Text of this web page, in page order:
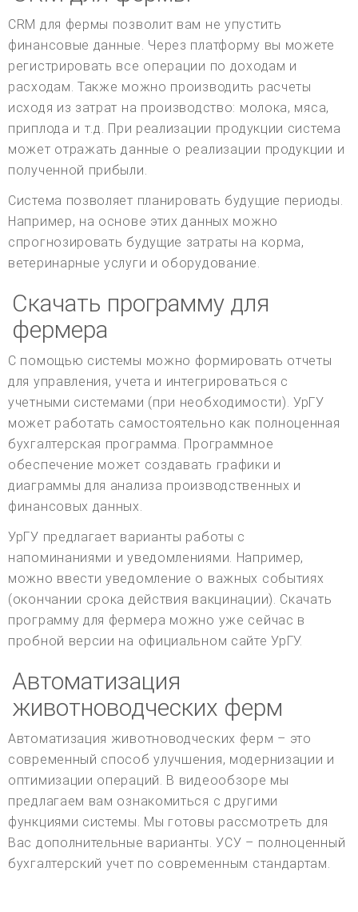
CRM для фермы позволит вам не упустить
финансовые данные. Через платформу вы можете
регистрировать все операции по доходам и
расходам. Также можно производить расчеты
исходя из затрат на производство: молока, мяса,
приплода и т.д. При реализации продукции система
может отражать данные о реализации продукции и
полученной прибыли.
Система позволяет планировать будущие периоды.
Например, на основе этих данных можно
спрогнозировать будущие затраты на корма,
ветеринарные услуги и оборудование.
Скачать программу для
фермера
С помощью системы можно формировать отчеты
для управления, учета и интегрироваться с
учетными системами (при необходимости). УрГУ
может работать самостоятельно как полноценная
бухгалтерская программа. Программное
обеспечение может создавать графики и
диаграммы для анализа производственных и
финансовых данных.
УрГУ предлагает варианты работы с
напоминаниями и уведомлениями. Например,
можно ввести уведомление о важных событиях
(окончании срока действия вакцинации). Скачать
программу для фермера можно уже сейчас в
пробной версии на официальном сайте УрГУ.
Автоматизация
животноводческих ферм
Автоматизация животноводческих ферм – это
современный способ улучшения, модернизации и
оптимизации операций. В видеообзоре мы
предлагаем вам ознакомиться с другими
функциями системы. Мы готовы рассмотреть для
Вас дополнительные варианты. УСУ – полноценный
бухгалтерский учет по современным стандартам.